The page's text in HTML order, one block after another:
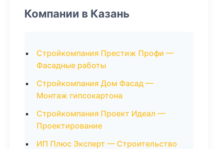
Компании в Казань
Стройкомпания Престиж Профи —
Фасадные работы
Стройкомпания Дом Фасад —
Монтаж гипсокартона
Стройкомпания Проект Идеал —
Проектирование
ИП Плюс Эксперт — Строительство